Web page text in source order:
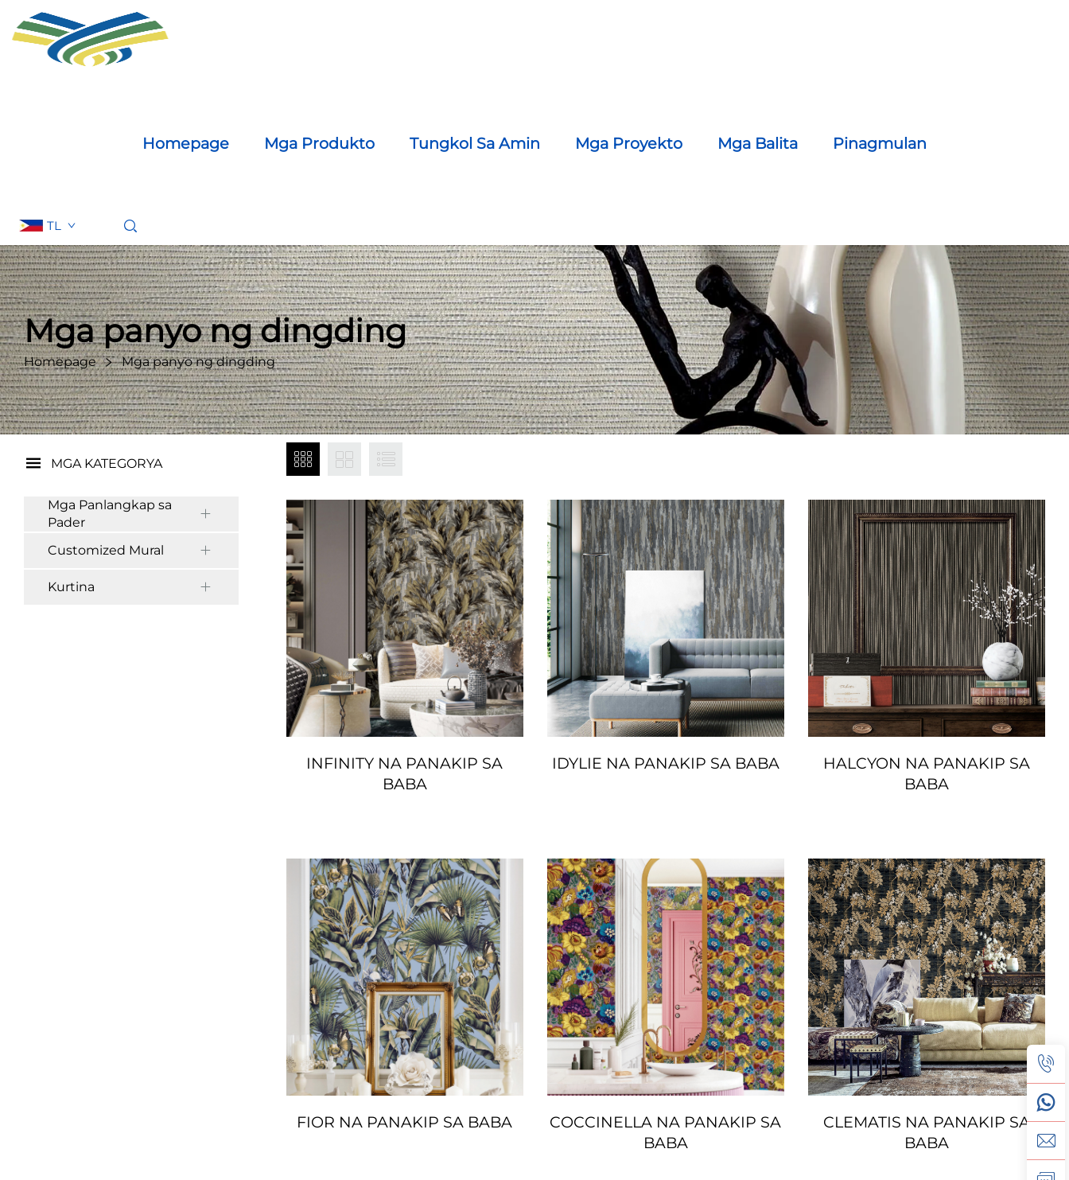
Homepage Mga Produkto Tungkol Sa Amin Mga Proyekto Mga Balita Pinagmulan
Magbigay Ng Kontak Sa Amin
TL
Mga panyo ng dingding
Homepage Mga panyo ng dingding
MGA KATEGORYA
Mga Panlangkap sa
Pader
Customized Mural
Kurtina
INFINITY NA PANAKIP SA
BABA
IDYLIE NA PANAKIP SA BABA
HALCYON NA PANAKIP SA
BABA
FIOR NA PANAKIP SA BABA
COCCINELLA NA PANAKIP SA
BABA
CLEMATIS NA PANAKIP SA
BABA